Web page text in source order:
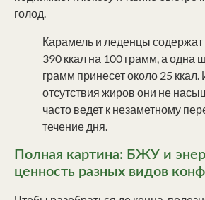
голод.
Карамель и леденцы содержат
390 ккал на 100 грамм, а одна
грамм принесет около 25 ккал.
отсутствия жиров они не
часто ведет к незаметному
течение дня.
Полная картина: БЖУ и
ценность разных видов